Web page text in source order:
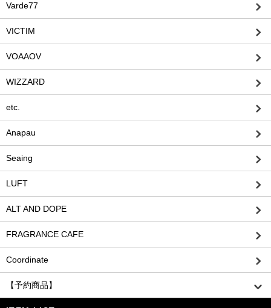
Varde77
VICTIM
VOAAOV
WIZZARD
etc.
Anapau
Seaing
LUFT
ALT AND DOPE
FRAGRANCE CAFE
Coordinate
【予約商品】